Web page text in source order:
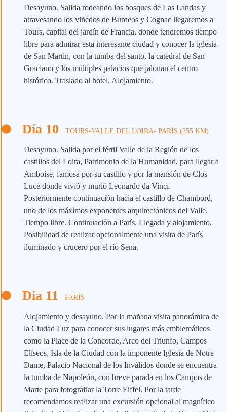
Desayuno. Salida rodeando los bosques de Las Landas y
atravesando los viñedos de Burdeos y Cognac llegaremos a
Tours, capital del jardín de Francia, donde tendremos tiempo
libre para admirar esta interesante ciudad y conocer la iglesia
de San Martin, con la tumba del santo, la catedral de San
Graciano y los múltiples palacios que jalonan el centro
histórico. Traslado al hotel. Alojamiento.
Día 10 TOURS-VALLE DEL LOIRA- PARÍS (255 KM)
Desayuno. Salida por el fértil Valle de la Región de los
castillos del Loira, Patrimonio de la Humanidad, para llegar a
Amboise, famosa por su castillo y por la mansión de Clos
Lucé donde vivió y murió Leonardo da Vinci.
Posteriormente continuación hacia el castillo de Chambord,
uno de los máximos exponentes arquitectónicos del Valle.
Tiempo libre. Continuación a París. Llegada y alojamiento.
Posibilidad de realizar opcionalmente una visita de París
iluminado y crucero por el río Sena.
Día 11 PARÍS
Alojamiento y desayuno. Por la mañana visita panorámica de
la Ciudad Luz para conocer sus lugares más emblemáticos
como la Place de la Concorde, Arco del Triunfo, Campos
Elíseos, Isla de la Ciudad con la imponente Iglesia de Notre
Dame, Palacio Nacional de los Inválidos donde se encuentra
la tumba de Napoleón, con breve parada en los Campos de
Marte para fotografiar la Torre Eiffel. Por la tarde
recomendamos realizar una excursión opcional al magnífico